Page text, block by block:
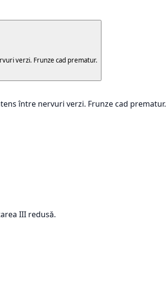
verzi. Frunze cad prematur.
între nervuri verzi. Frunze cad prematur.
III redusă.